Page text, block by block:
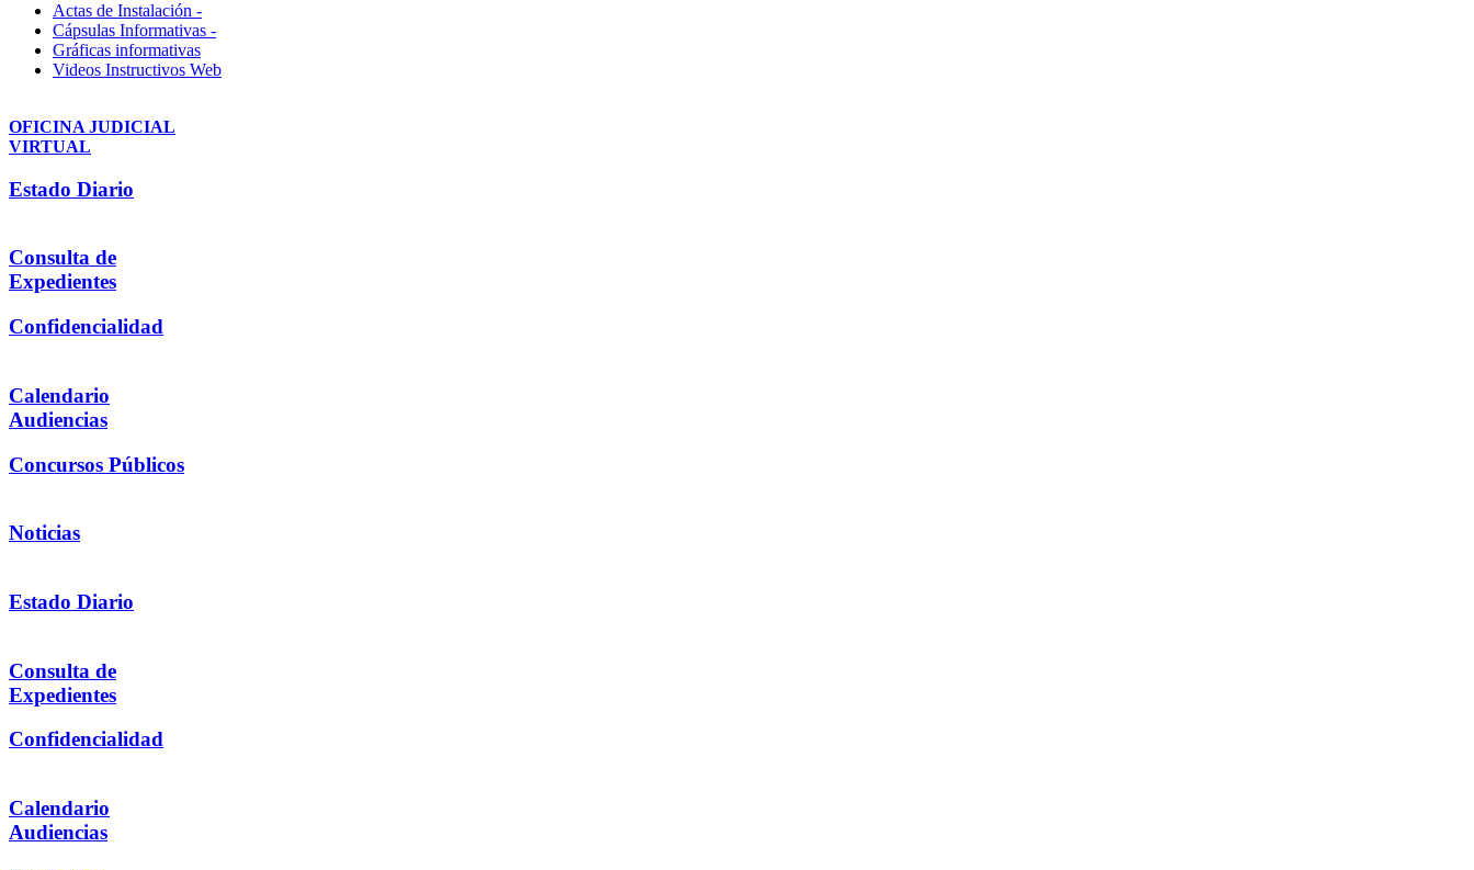
Actas de Instalación -
Cápsulas Informativas -
Gráficas informativas
Videos Instructivos Web
OFICINA JUDICIAL
VIRTUAL
Estado Diario
Consulta de
Expedientes
Confidencialidad
Calendario
Audiencias
Concursos Públicos
Noticias
Estado Diario
Consulta de
Expedientes
Confidencialidad
Calendario
Audiencias